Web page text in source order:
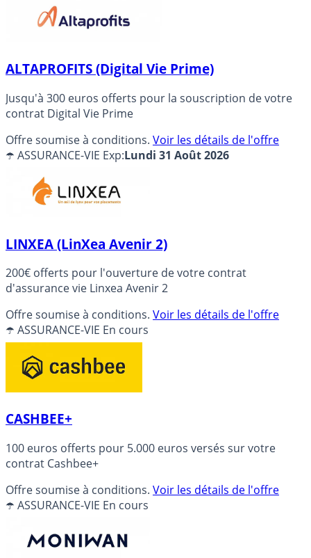
ALTAPROFITS (Digital Vie Prime)
Jusqu'à 300 euros offerts pour la souscription de votre
contrat Digital Vie Prime
Offre soumise à conditions. Voir les détails de l'offre
☂️ ASSURANCE-VIE Exp:Lundi 31 Août 2026
LINXEA (LinXea Avenir 2)
200€ offerts pour l'ouverture de votre contrat
d'assurance vie Linxea Avenir 2
Offre soumise à conditions. Voir les détails de l'offre
☂️ ASSURANCE-VIE En cours
CASHBEE+
100 euros offerts pour 5.000 euros versés sur votre
contrat Cashbee+
Offre soumise à conditions. Voir les détails de l'offre
☂️ ASSURANCE-VIE En cours